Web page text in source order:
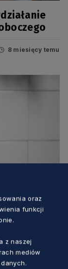
8 miesięcy temu
na
9 miesięcy temu
oraz
funkcji
z naszej
mediów